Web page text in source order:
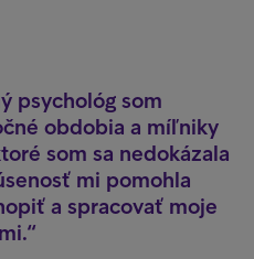
psychológ som
obdobia a míľniky
som sa nedokázala
mi pomohla
a spracovať moje